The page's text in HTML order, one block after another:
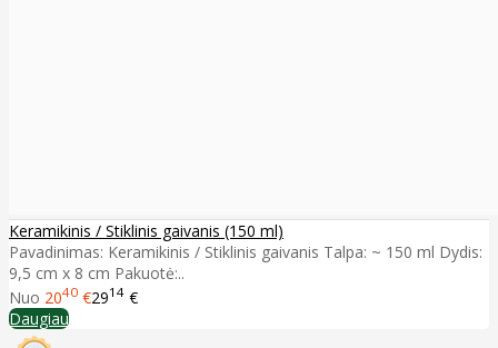
Keramikinis / Stiklinis gaivanis (150 ml)
Pavadinimas: Keramikinis / Stiklinis gaivanis Talpa: ~ 150 ml Dydis:
9,5 cm x 8 cm Pakuotė:..
Nuo 2040 €2914 €
Daugiau